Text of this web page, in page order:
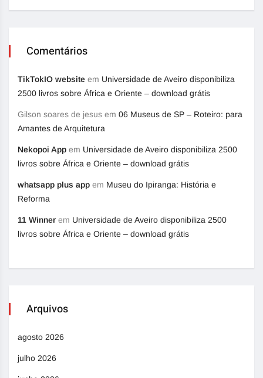
Comentários
TikTokIO website em Universidade de Aveiro disponibiliza
2500 livros sobre África e Oriente – download grátis
Gilson soares de jesus em 06 Museus de SP – Roteiro: para
Amantes de Arquitetura
Nekopoi App em Universidade de Aveiro disponibiliza 2500
livros sobre África e Oriente – download grátis
whatsapp plus app em Museu do Ipiranga: História e
Reforma
11 Winner em Universidade de Aveiro disponibiliza 2500
livros sobre África e Oriente – download grátis
Arquivos
agosto 2026
julho 2026